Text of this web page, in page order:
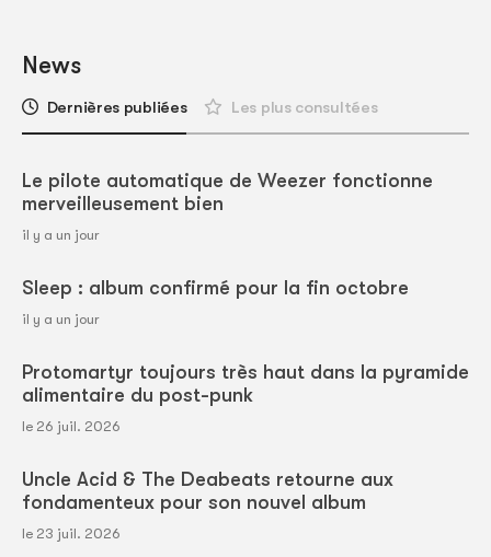
News
Dernières publiées Les plus consultées
Le pilote automatique de Weezer fonctionne
merveilleusement bien
il y a un jour
Sleep : album confirmé pour la fin octobre
il y a un jour
Protomartyr toujours très haut dans la pyramide
alimentaire du post-punk
le 26 juil. 2026
Uncle Acid & The Deabeats retourne aux
fondamenteux pour son nouvel album
le 23 juil. 2026